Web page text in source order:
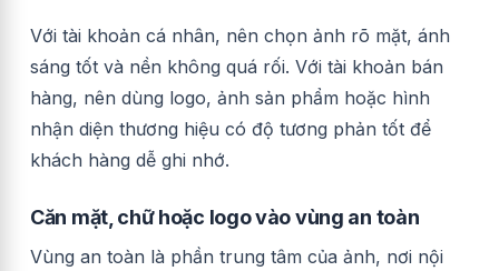
Với tài khoản cá nhân, nên chọn ảnh rõ mặt, ánh
sáng tốt và nền không quá rối. Với tài khoản bán
hàng, nên dùng logo, ảnh sản phẩm hoặc hình
nhận diện thương hiệu có độ tương phản tốt để
khách hàng dễ ghi nhớ.
Căn mặt, chữ hoặc logo vào vùng an toàn
Vùng an toàn là phần trung tâm của ảnh, nơi nội